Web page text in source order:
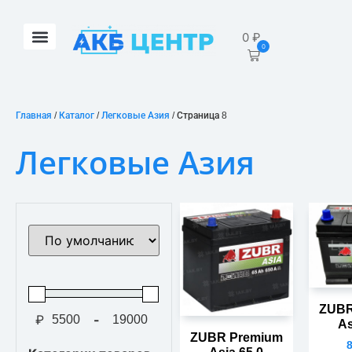
0₽
0
Главная / Каталог /Легковые Азия / Страница 8
Легковые Азия
Сортировка товаров
₽ Мин. цена
-
Макс. цена
ZUBR Premium